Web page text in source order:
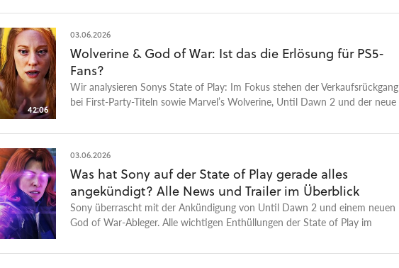
zeigt-erstes-richtiges-gameplay,140978.html
42:06
03.06.2026
Wolverine & God of War: Ist das die Erlösung für PS5-
Fans?
Wir analysieren Sonys State of Play: Im Fokus stehen der Verkaufsrückgang
bei First-Party-Titeln sowie Marvel’s Wolverine, Until Dawn 2 und der neue
Show: das Spin-off God of War: Laufey - ohne Kratos! Das ist die
Podcasts - GameStar Podcast bei Apple Podcasts - GameStar Podcast bei
Spotify - GameStar Podcast bei Podcast Addict - GameStar Podcast im
RSS Feed Mehr Videotalks findet ihr auf bei GameStar Talk – auch auf
Youtube. Was ist GameStar Talk? GameStar Talk ist sozusagen die
Videofassung des GameStar Podcasts und ein gemeinsames Angebot von
mit jedem Video unterhalten und zugleich etwas Neues bieten: Neue
03.06.2026
Was hat Sony auf der State of Play gerade alles
angekündigt? Alle News und Trailer im Überblick
Sony überrascht mit der Ankündigung von Until Dawn 2 und einem neuen
God of War-Ableger. Alle wichtigen Enthüllungen der State of Play im